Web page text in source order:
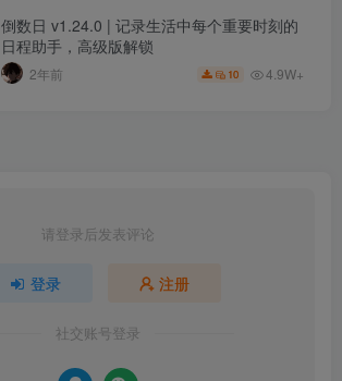
倒数日 v1.24.0 | 记录生活中每个重要时刻的
日程助手，高级版解锁
2年前 10 4.9W+
请登录后发表评论
登录 注册
社交账号登录